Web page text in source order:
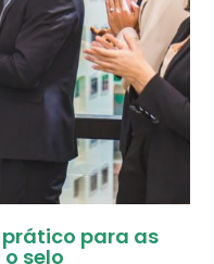
prático para as
selo